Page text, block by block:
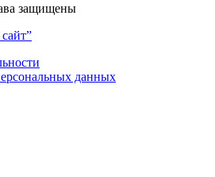
защищены
данных